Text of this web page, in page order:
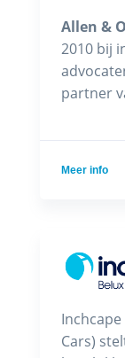
Allen &
2010 bij
partner
Meer info
Inchcape
Cars)